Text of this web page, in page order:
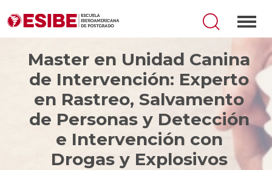
Master en Unidad Canina
de Intervención: Experto
en Rastreo, Salvamento
de Personas y Detección
e Intervención con
Drogas y Explosivos